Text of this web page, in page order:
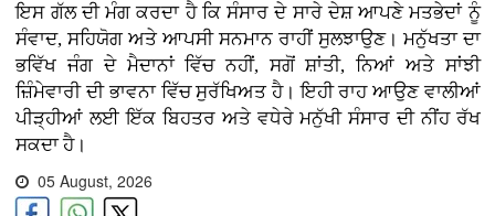
ਇਸ ਗੱਲ ਦੀ ਮੰਗ ਕਰਦਾ ਹੈ ਕਿ ਸੰਸਾਰ ਦੇ ਸਾਰੇ ਦੇਸ਼ ਆਪਣੇ ਮਤਭੇਦਾਂ ਨੂੰ
ਸੰਵਾਦ, ਸਹਿਯੋਗ ਅਤੇ ਆਪਸੀ ਸਨਮਾਨ ਰਾਹੀਂ ਸੁਲਝਾਉਣ। ਮਨੁੱਖਤਾ ਦਾ
ਭਵਿੱਖ ਜੰਗ ਦੇ ਮੈਦਾਨਾਂ ਵਿੱਚ ਨਹੀਂ, ਸਗੋਂ ਸ਼ਾਂਤੀ, ਨਿਆਂ ਅਤੇ ਸਾਂਝੀ
ਜ਼ਿੰਮੇਵਾਰੀ ਦੀ ਭਾਵਨਾ ਵਿੱਚ ਸੁਰੱਖਿਅਤ ਹੈ। ਇਹੀ ਰਾਹ ਆਉਣ ਵਾਲੀਆਂ
ਪੀੜ੍ਹੀਆਂ ਲਈ ਇੱਕ ਬਿਹਤਰ ਅਤੇ ਵਧੇਰੇ ਮਨੁੱਖੀ ਸੰਸਾਰ ਦੀ ਨੀਂਹ ਰੱਖ
ਸਕਦਾ ਹੈ।
05 August, 2026